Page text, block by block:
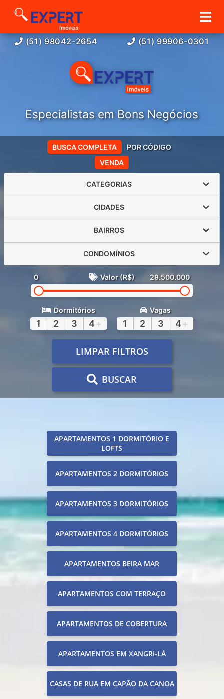
(51) 98042-2654 (51) 99906-0301
Especialistas em Bons Negócios
VENDA
BUSCA COMPLETA POR CÓDIGO
CATEGORIAS
CIDADES
BAIRROS
CONDOMÍNIOS
0 Valor (R$) 29.500.000
Dormitórios
1 2 3 4 +
Vagas
1 2 3 4 +
LIMPAR FILTROS
BUSCAR
APARTAMENTOS 1 DORMITÓRIO E
LOFTS
APARTAMENTOS 2 DORMITÓRIOS
APARTAMENTOS 3 DORMITÓRIOS
APARTAMENTOS 4 DORMITÓRIOS
APARTAMENTOS BEIRA MAR
APARTAMENTOS COM TERRAÇO
APARTAMENTOS DE COBERTURA
APARTAMENTOS EM XANGRI-LÁ
CASAS DE RUA EM CAPÃO DA CANOA